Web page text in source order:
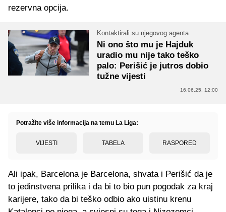
rezervna opcija.
Kontaktirali su njegovog agenta
Ni ono što mu je Hajduk
uradio mu nije tako teško
palo: Perišić je jutros dobio
tužne vijesti
16.06.25. 12:00
Potražite više informacija na temu La Liga:
VIJESTI TABELA RASPORED
Ali ipak, Barcelona je Barcelona, shvata i Perišić da je
to jedinstvena prilika i da bi to bio pun pogodak za kraj
karijere, tako da bi teško odbio ako uistinu krenu